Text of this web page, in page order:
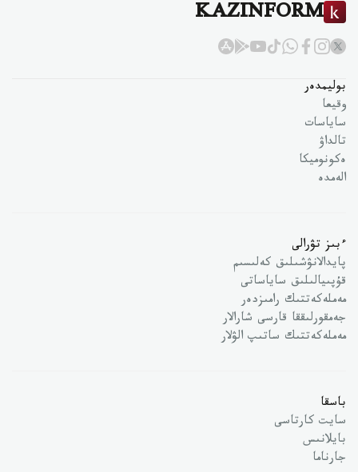
KAZINFORM
بوليمدەر
وقيعا
ساياسات
تالداۋ
ەكونوميكا
الەمدە
ءبىز تۋرالى
پايدالانۋشىلىق كەلىسىم
قۇپىيالىلىق ساياساتى
مەملەكەتتىك رامىزدەر
جەمقورلىققا قارسى شارالار
مەملەكەتتىك ساتىپ الۋلار
باسقا
سايت كارتاسى
بايلانىس
جارناما